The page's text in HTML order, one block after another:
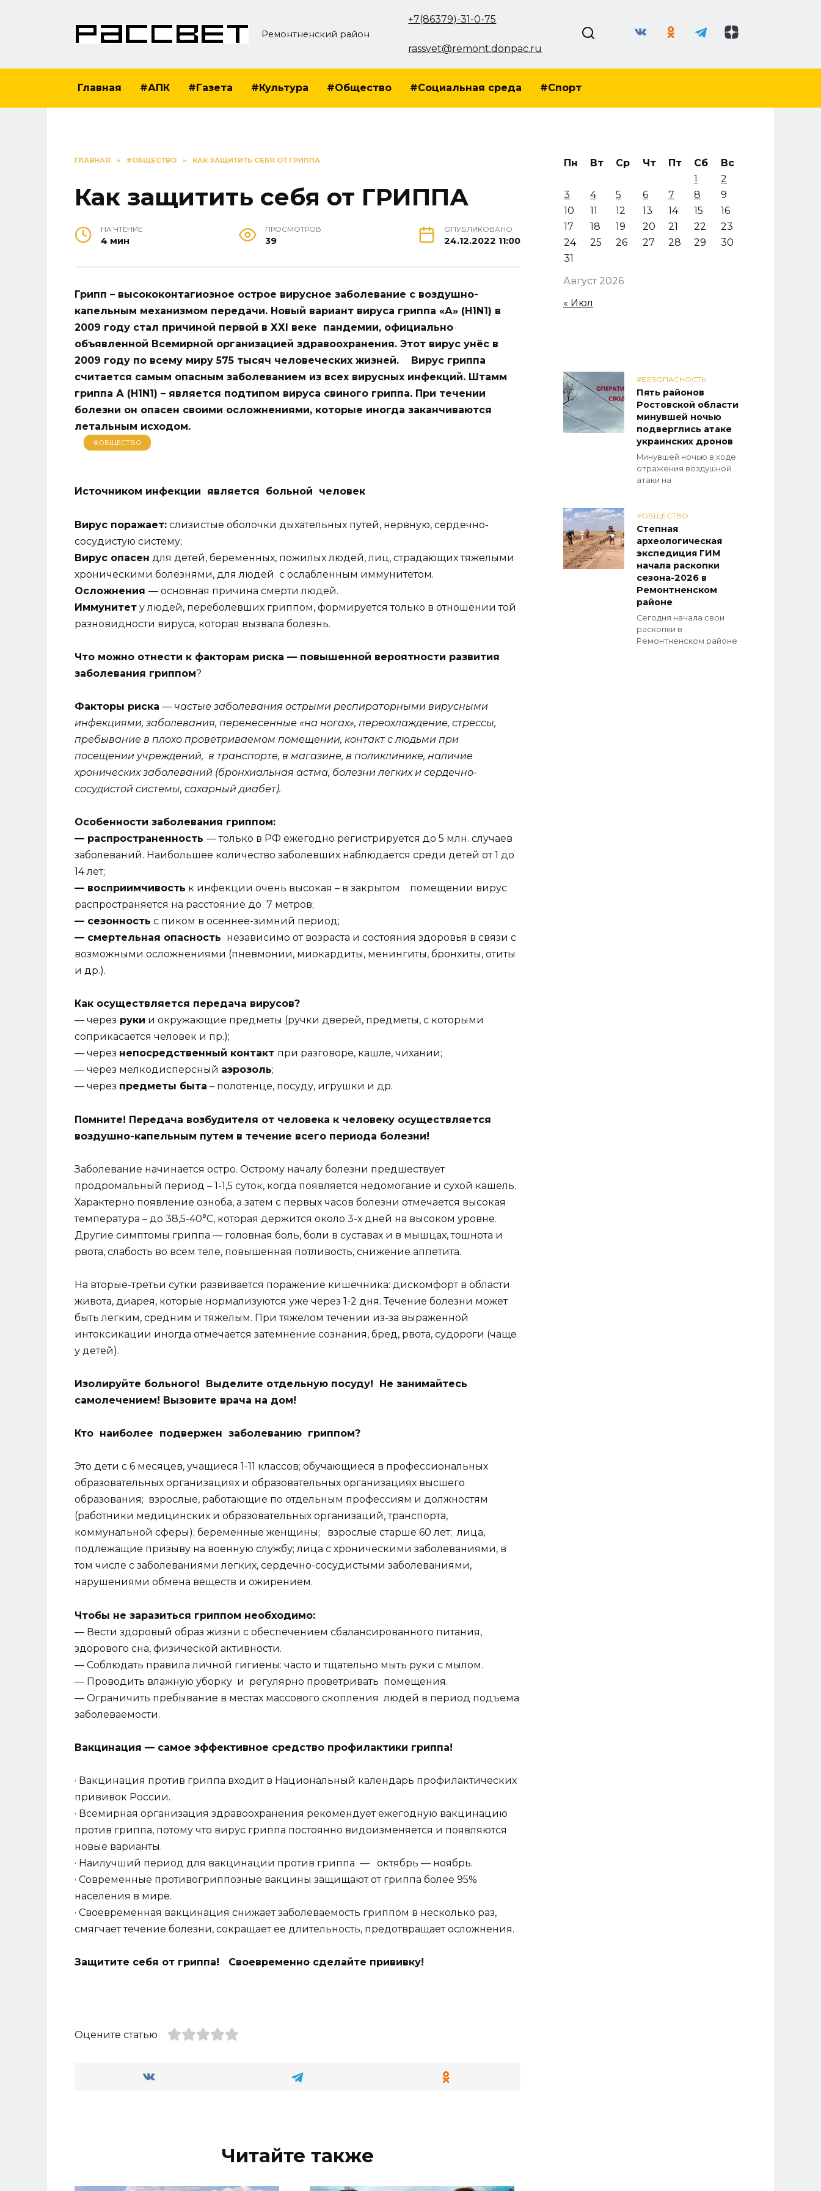
Ремонтненский район
+7(86379)-31-0-75
rassvet@remont.donpac.ru
Главная #АПК #Газета #Культура #Общество #Социальная среда #Спорт
ГЛАВНАЯ » #ОБЩЕСТВО » КАК ЗАЩИТИТЬ СЕБЯ ОТ ГРИППА
Как защитить себя от ГРИППА
НА ЧТЕНИЕ
4 мин
ПРОСМОТРОВ
39
ОПУБЛИКОВАНО
24.12.2022 11:00
Грипп – высококонтагиозное острое вирусное заболевание с воздушно-
капельным механизмом передачи. Новый вариант вируса гриппа «А» (H1N1) в
2009 году стал причиной первой в ХХI веке пандемии, официально
объявленной Всемирной организацией здравоохранения. Этот вирус унёс в
2009 году по всему миру 575 тысяч человеческих жизней. Вирус гриппа
считается самым опасным заболеванием из всех вирусных инфекций. Штамм
гриппа А (H1N1) – является подтипом вируса свиного гриппа. При течении
болезни он опасен своими осложнениями, которые иногда заканчиваются
летальным исходом.
#ОБЩЕСТВО
Источником инфекции является больной человек
Вирус поражает: слизистые оболочки дыхательных путей, нервную, сердечно-
сосудистую систему;
Вирус опасен для детей, беременных, пожилых людей, лиц, страдающих тяжелыми
хроническими болезнями, для людей с ослабленным иммунитетом.
Осложнения — основная причина смерти людей.
Иммунитет у людей, переболевших гриппом, формируется только в отношении той
разновидности вируса, которая вызвала болезнь.
Что можно отнести к факторам риска — повышенной вероятности развития
заболевания гриппом?
Факторы риска — частые заболевания острыми респираторными вирусными
инфекциями, заболевания, перенесенные «на ногах», переохлаждение, стрессы,
пребывание в плохо проветриваемом помещении, контакт с людьми при
посещении учреждений, в транспорте, в магазине, в поликлинике, наличие
хронических заболеваний (бронхиальная астма, болезни легких и сердечно-
сосудистой системы, сахарный диабет).
Особенности заболевания гриппом:
— распространенность — только в РФ ежегодно регистрируется до 5 млн. случаев
заболеваний. Наибольшее количество заболевших наблюдается среди детей от 1 до
14 лет;
— восприимчивость к инфекции очень высокая – в закрытом помещении вирус
распространяется на расстояние до 7 метров;
— сезонность с пиком в осеннее-зимний период;
— смертельная опасность независимо от возраста и состояния здоровья в связи с
возможными осложнениями (пневмонии, миокардиты, менингиты, бронхиты, отиты
и др.).
Как осуществляется передача вирусов?
— через руки и окружающие предметы (ручки дверей, предметы, с которыми
соприкасается человек и пр.);
— через непосредственный контакт при разговоре, кашле, чихании;
— через мелкодисперсный аэрозоль;
— через предметы быта – полотенце, посуду, игрушки и др.
Помните! Передача возбудителя от человека к человеку осуществляется
воздушно-капельным путем в течение всего периода болезни!
Заболевание начинается остро. Острому началу болезни предшествует
продромальный период – 1-1,5 суток, когда появляется недомогание и сухой кашель.
Характерно появление озноба, а затем с первых часов болезни отмечается высокая
температура – до 38,5-40°C, которая держится около 3-х дней на высоком уровне.
Другие симптомы гриппа — головная боль, боли в суставах и в мышцах, тошнота и
рвота, слабость во всем теле, повышенная потливость, снижение аппетита.
На вторые-третьи сутки развивается поражение кишечника: дискомфорт в области
живота, диарея, которые нормализуются уже через 1-2 дня. Течение болезни может
быть легким, средним и тяжелым. При тяжелом течении из-за выраженной
интоксикации иногда отмечается затемнение сознания, бред, рвота, судороги (чаще
у детей).
Изолируйте больного! Выделите отдельную посуду! Не занимайтесь
самолечением! Вызовите врача на дом!
Кто наиболее подвержен заболеванию гриппом?
Это дети с 6 месяцев, учащиеся 1-11 классов; обучающиеся в профессиональных
образовательных организациях и образовательных организациях высшего
образования; взрослые, работающие по отдельным профессиям и должностям
(работники медицинских и образовательных организаций, транспорта,
коммунальной сферы); беременные женщины; взрослые старше 60 лет; лица,
подлежащие призыву на военную службу; лица с хроническими заболеваниями, в
том числе с заболеваниями легких, сердечно-сосудистыми заболеваниями,
нарушениями обмена веществ и ожирением.
Чтобы не заразиться гриппом необходимо:
— Вести здоровый образ жизни с обеспечением сбалансированного питания,
здорового сна, физической активности.
— Соблюдать правила личной гигиены: часто и тщательно мыть руки с мылом.
— Проводить влажную уборку и регулярно проветривать помещения.
— Ограничить пребывание в местах массового скопления людей в период подъема
заболеваемости.
Вакцинация — самое эффективное средство профилактики гриппа!
· Вакцинация против гриппа входит в Национальный календарь профилактических
прививок России.
· Всемирная организация здравоохранения рекомендует ежегодную вакцинацию
против гриппа, потому что вирус гриппа постоянно видоизменяется и появляются
новые варианты.
· Наилучший период для вакцинации против гриппа — октябрь — ноябрь.
· Современные противогриппозные вакцины защищают от гриппа более 95%
населения в мире.
· Своевременная вакцинация снижает заболеваемость гриппом в несколько раз,
смягчает течение болезни, сокращает ее длительность, предотвращает осложнения.
Защитите себя от гриппа! Своевременно сделайте прививку!
Оцените статью
Читайте также
Август 2026
Пн Вт Ср Чт Пт Сб
Вс
1
2
3
4 5 6 7 8
9
10
11 12 13 14 15
16
17
18 19 20 21 22
23
24
25 26 27 28 29
30
31
« Июл
#БЕЗОПАСНОСТЬ
Пять районов
Ростовской области
минувшей ночью
подверглись атаке
украинских дронов
Минувшей ночью в ходе
отражения воздушной
атаки на
#ОБЩЕСТВО
Степная
археологическая
экспедиция ГИМ
начала раскопки
сезона-2026 в
Ремонтненском
районе
Сегодня начала свои
раскопки в
Ремонтненском районе